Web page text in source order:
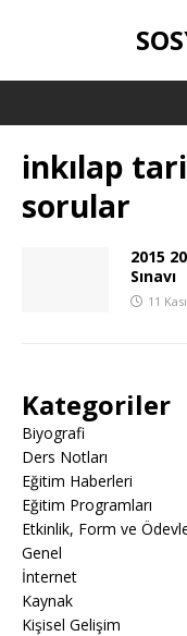
inkılap
sorular
2015
Sınavı
11
Kategoriler
Biyografi
Ders Notları
Eğitim Haberleri
Eğitim Programları
Etkinlik, Form ve
Genel
İnternet
Kaynak
Kişisel Gelişim